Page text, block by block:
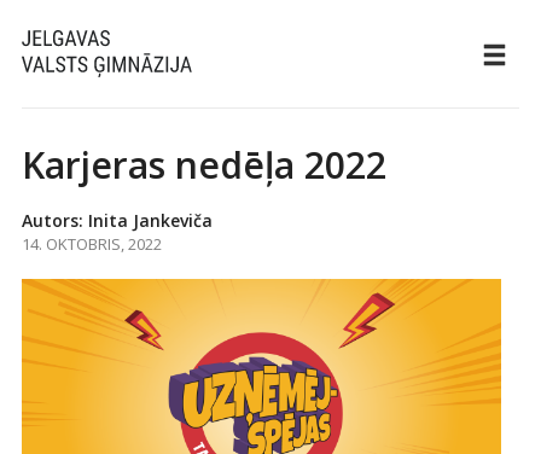
Karjeras nedēļa 2022
Autors: Inita Jankeviča
14. OKTOBRIS, 2022